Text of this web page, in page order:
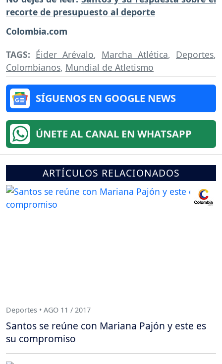
recorte de presupuesto al deporte
Colombia.com
TAGS: Éider Arévalo, Marcha Atlética, Deportes,
Colombianos, Mundial de Atletismo
SÍGUENOS EN GOOGLE NEWS
ÚNETE AL CANAL EN WHATSAPP
ARTÍCULOS RELACIONADOS
Deportes • AGO 11 / 2017
Santos se reúne con Mariana Pajón y este es
su compromiso